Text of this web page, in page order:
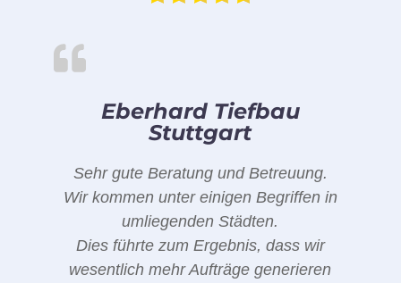
Eberhard Tiefbau
Stuttgart
Sehr gute Beratung und Betreuung.
Wir kommen unter einigen Begriffen in
umliegenden Städten.
Dies führte zum Ergebnis, dass wir
wesentlich mehr Aufträge generieren